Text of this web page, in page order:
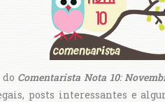
Comentarista Nota 10:
posts interessantes e